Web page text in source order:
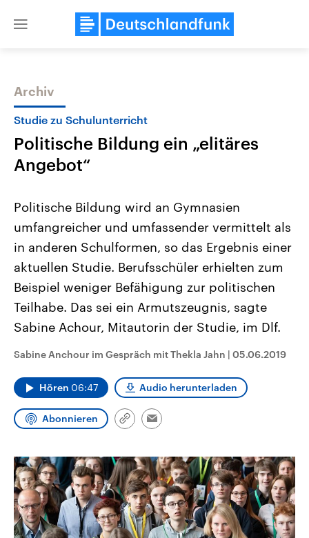
Close
Themen
Landtagswahl Sachsen-Anhalt
2026
Alle Informationen
Sachsen-Anhalt wählt am 6.
September 2026 einen neuen
Landtag. Seit 2021 wird das
Bundesland von einer Koalition aus
Umfragen, Prognosen,
und Hintergründe zu den Parteien
und Kandidaten der anstehenden
USA
Aktuelle Beiträge,
Hintergründe
Wirtschaftlich und
gehören die Vereinigten
den mächtigsten Ländern
mit großem Einfluss auf
aktuelle Weltgeschehen.
Sendungen Programm Podcasts
Audio-Archiv
Archiv
Studie zu Schulunterricht
Politische Bildung ein „elitäres
Angebot“
Politische Bildung wird an Gymnasien
umfangreicher und umfassender vermittelt als
in anderen Schulformen, so das Ergebnis einer
aktuellen Studie. Berufsschüler erhielten zum
Beispiel weniger Befähigung zur politischen
Teilhabe. Das sei ein Armutszeugnis, sagte
Sabine Achour, Mitautorin der Studie, im Dlf.
Sabine Anchour im Gespräch mit Thekla Jahn | 05.06.2019
Hören 06:47 Audio herunterladen
Abonnieren
Link
Email